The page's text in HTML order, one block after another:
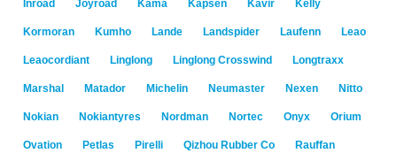
Inroad Joyroad Kama Kapsen Kavir Kelly
Kormoran Kumho Lande Landspider Laufenn Leao
Leaocordiant Linglong Linglong Crosswind Longtraxx
Marshal Matador Michelin Neumaster Nexen Nitto
Nokian Nokiantyres Nordman Nortec Onyx Orium
Ovation Petlas Pirelli Qizhou Rubber Co Rauffan